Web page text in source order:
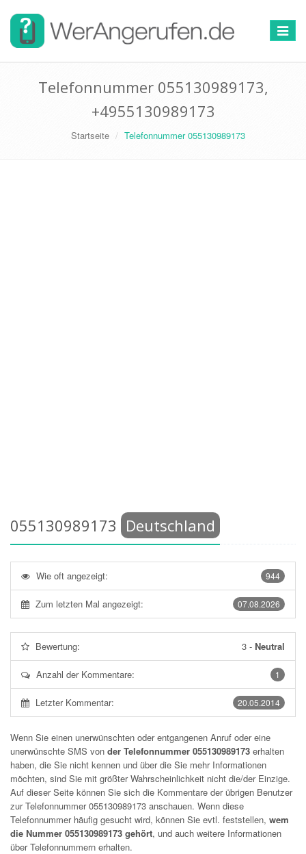
Toggle
Telefonnummer 055130989173,
+4955130989173
Startseite Telefonnummer 055130989173
055130989173 Deutschland
944
Wie oft angezeigt:
07.08.2026
Zum letzten Mal angezeigt:
Bewertung: 3 - Neutral
1
Anzahl der Kommentare:
20.05.2014
Letzter Kommentar:
Wenn Sie einen unerwünschten oder entgangenen Anruf oder eine
unerwünschte SMS von der Telefonnummer 055130989173 erhalten
haben, die Sie nicht kennen und über die Sie mehr Informationen
möchten, sind Sie mit größter Wahrscheinlichkeit nicht die/der Einzige.
Auf dieser Seite können Sie sich die Kommentare der übrigen Benutzer
zur Telefonnummer055130989173 anschauen. Wenn diese
Telefonnummer häufig gesucht wird, können Sie evtl. feststellen, wem
die Nummer 055130989173 gehört, und auch weitere Informationen
über Telefonnummern erhalten.